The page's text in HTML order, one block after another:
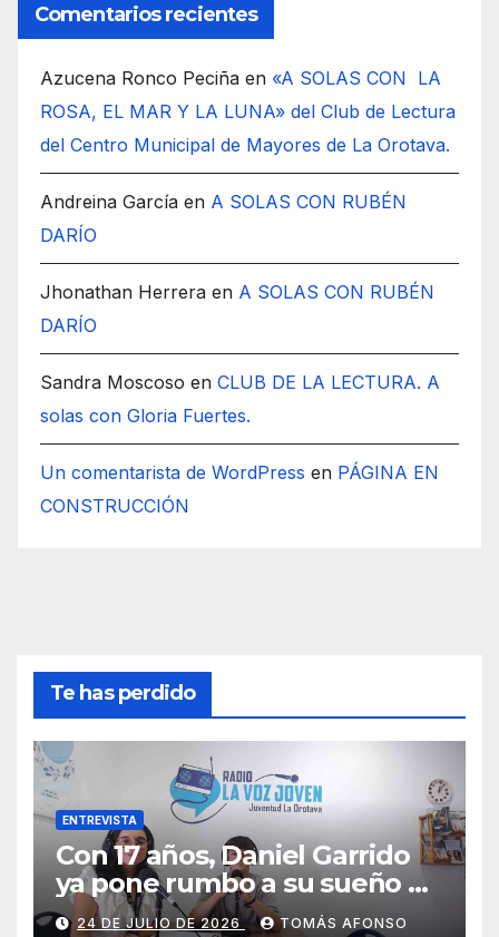
Comentarios recientes
Azucena Ronco Peciña en «A SOLAS CON LA
ROSA, EL MAR Y LA LUNA» del Club de Lectura
del Centro Municipal de Mayores de La Orotava.
Andreina García en A SOLAS CON RUBÉN
DARÍO
Jhonathan Herrera en A SOLAS CON RUBÉN
DARÍO
Sandra Moscoso en CLUB DE LA LECTURA. A
solas con Gloria Fuertes.
Un comentarista de WordPress en PÁGINA EN
CONSTRUCCIÓN
Te has perdido
ENTREVISTA
Con 17 años, Daniel Garrido
ya pone rumbo a su sueño de
ser piloto.
24 DE JULIO DE 2026 TOMÁS AFONSO